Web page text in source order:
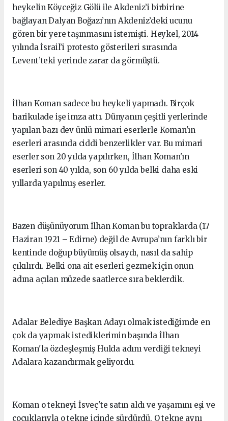
heykelin Köyceğiz Gölü ile Akdeniz’i birbirine
bağlayan Dalyan Boğazı’nın Akdeniz’deki ucunu
gören bir yere taşınmasını istemişti. Heykel, 2014
yılında İsrail’i protesto gösterileri sırasında
Levent’teki yerinde zarar da görmüştü.
İlhan Koman sadece bu heykeli yapmadı. Birçok
harikulade işe imza attı. Dünyanın çeşitli yerlerinde
yapılan bazı dev ünlü mimari eserlerle Koman'ın
eserleri arasında ciddi benzerlikler var. Bu mimari
eserler son 20 yılda yapılırken, İlhan Koman'ın
eserleri son 40 yılda, son 60 yılda belki daha eski
yıllarda yapılmış eserler.
Bazen düşünüyorum İlhan Koman bu topraklarda (17
Haziran 1921 – Edirne) değil de Avrupa’nın farklı bir
kentinde doğup büyümüş olsaydı, nasıl da sahip
çıkılırdı. Belki ona ait eserleri gezmek için onun
adına açılan müzede saatlerce sıra beklerdik.
Adalar Belediye Başkan Adayı olmak istediğimde en
çok da yapmak istediklerimin başında İlhan
Koman'la özdeşleşmiş Hulda adını verdiği tekneyi
Adalara kazandırmak geliyordu.
Koman o tekneyi İsveç'te satın aldı ve yaşamını eşi ve
çocuklarıyla o tekne içinde sürdürdü. O tekne aynı